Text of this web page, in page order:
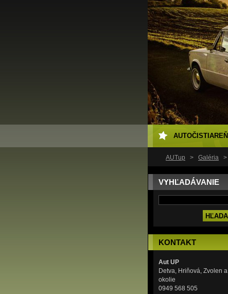
AUTup > Galéria >
VYHĽADÁVANIE
KONTAKT
Aut UP
Detva, Hriňová, Zvolen a
okolie
0949 568 505
AUTOČISTIAREŇ